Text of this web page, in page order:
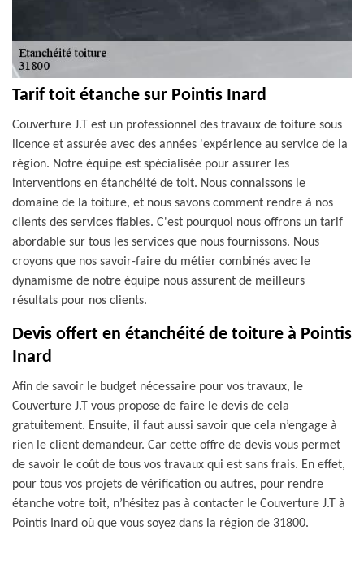
Tarif toit étanche sur Pointis Inard
Couverture J.T est un professionnel des travaux de toiture sous
licence et assurée avec des années 'expérience au service de la
région. Notre équipe est spécialisée pour assurer les
interventions en étanchéité de toit. Nous connaissons le
domaine de la toiture, et nous savons comment rendre à nos
clients des services fiables. C'est pourquoi nous offrons un tarif
abordable sur tous les services que nous fournissons. Nous
croyons que nos savoir-faire du métier combinés avec le
dynamisme de notre équipe nous assurent de meilleurs
résultats pour nos clients.
Devis offert en étanchéité de toiture à Pointis
Inard
Afin de savoir le budget nécessaire pour vos travaux, le
Couverture J.T vous propose de faire le devis de cela
gratuitement. Ensuite, il faut aussi savoir que cela n’engage à
rien le client demandeur. Car cette offre de devis vous permet
de savoir le coût de tous vos travaux qui est sans frais. En effet,
pour tous vos projets de vérification ou autres, pour rendre
étanche votre toit, n’hésitez pas à contacter le Couverture J.T à
Pointis Inard où que vous soyez dans la région de 31800.